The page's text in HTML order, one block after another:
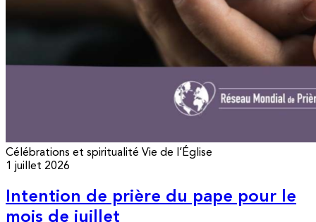
Célébrations et spiritualité Vie de l’Église
1 juillet 2026
Intention de prière du pape pour le
mois de juillet